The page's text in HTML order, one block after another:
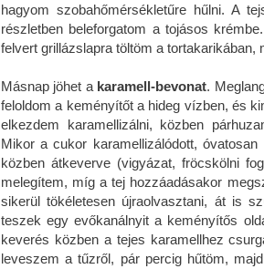
hagyom szobahőmérsékletűre hűlni. A
részletben beleforgatom a tojásos
felvert grillázslapra töltöm a tortakarikában,
Másnap jöhet a karamell-bevonat.
feloldom a keményítőt a hideg vízben, és
elkezdem karamellizálni, közben
Mikor a cukor karamellizálódott,
közben átkeverve (vigyázat, fröcskölni
melegítem, míg a tej hozzáadásakor
sikerül tökéletesen újraolvasztani, át is
teszek egy evőkanálnyit a keményítős
keverés közben a tejes karamellhez
leveszem a tűzről, pár percig hűtöm,